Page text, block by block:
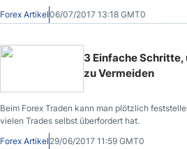
nutzen, um im Trading voranzukommen. Indem
wie Sie zu Misserfolgen stehen, werden Sie
Forex Artikel06/07/2017 13:18 GMT0
3 Einfache Schritte,
zu Vermeiden
Beim Forex Traden kann man plötzlich
vielen Trades selbst überfordert hat.
Forex Artikel 29/06/2017 11:59 GMT0